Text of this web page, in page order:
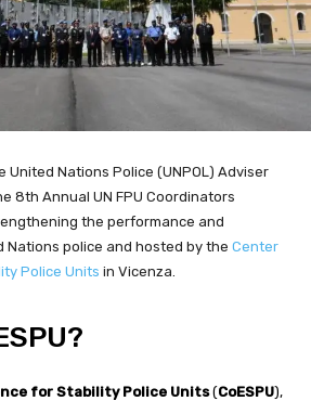
United Nations Police (UNPOL) Adviser
8th Annual UN FPU Coordinators
the performance and
Nations police and hosted by the Center
Police Units in Vicenza.
for Stability Police Units(CoESPU),